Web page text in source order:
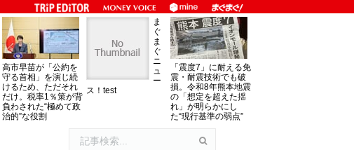
高市早苗が「公約を
守る首相」を演じ続
けるため、ただそれ
だけ。税率1％策が背
負わされた“極めて政
治的”な役割
ま
ぐ
ま
ぐ
ニ
ュ
ー
ス！test
「震度7」に耐える免
震・耐震技術でも破
損。令和8年熊本地震
の「想定を超えた揺
れ」が明らかにし
た“現行基準の弱点”